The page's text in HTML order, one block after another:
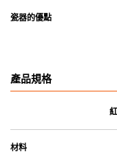
瓷器的優點
• 耐熱性極佳，適用於微波
• 可用於洗碗機。
• 合乎食用安全的塗層表面
*不可直接用於熱源上
產品規格
材料